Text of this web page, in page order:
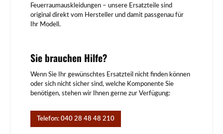
Feuerraumauskleidungen – unsere Ersatzteile sind
original direkt vom Hersteller und damit passgenau für
Ihr Modell.
Sie brauchen Hilfe?
Wenn Sie Ihr gewünschtes Ersatzteil nicht finden können
oder sich nicht sicher sind, welche Komponente Sie
benötigen, stehen wir Ihnen gerne zur Verfügung:
Telefon: 040 28 48 48 210